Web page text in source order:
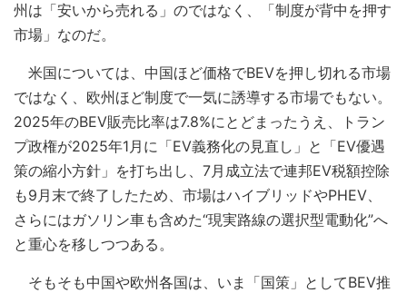
州は「安いから売れる」のではなく、「制度が背中を押す
市場」なのだ。
米国については、中国ほど価格でBEVを押し切れる市場
ではなく、欧州ほど制度で一気に誘導する市場でもない。
2025年のBEV販売比率は7.8%にとどまったうえ、トラン
プ政権が2025年1月に「EV義務化の見直し」と「EV優遇
策の縮小方針」を打ち出し、7月成立法で連邦EV税額控除
も9月末で終了したため、市場はハイブリッドやPHEV、
さらにはガソリン車も含めた“現実路線の選択型電動化”へ
と重心を移しつつある。
そもそも中国や欧州各国は、いま「国策」としてBEV推